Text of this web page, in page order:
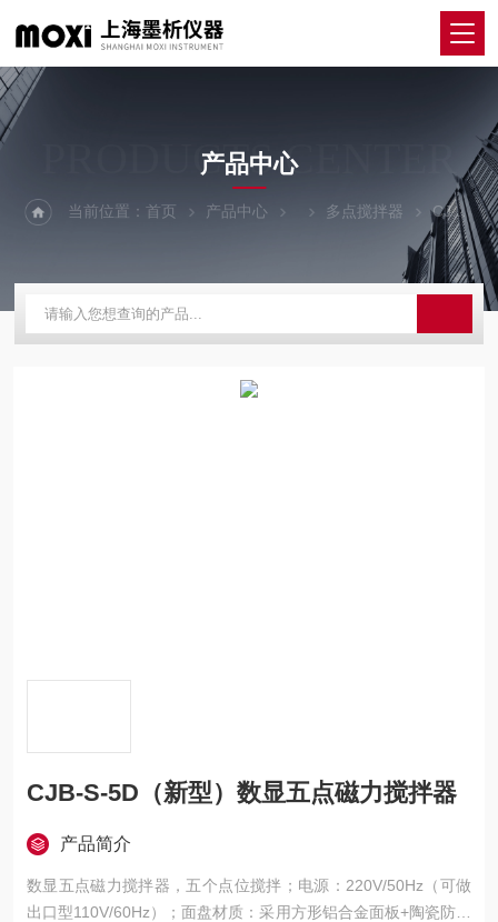
PRODUCTS CENTER
产品中心
当前位置：首页 产品中心 多点搅拌器 CJB-S-5D（新型）数显五点磁力搅拌器
CJB-S-5D（新型）数显五点磁力搅拌器
产品简介
数显五点磁力搅拌器，五个点位搅拌；电源：220V/50Hz（可做
出口型110V/60Hz）；面盘材质：采用方形铝合金面板+陶瓷防腐